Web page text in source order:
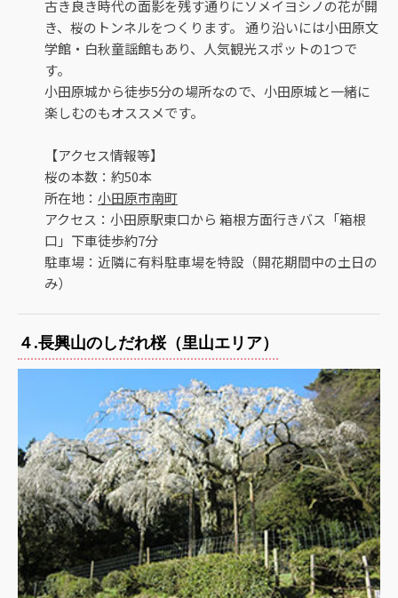
古き良き時代の面影を残す通りにソメイヨシノの花が開
き、桜のトンネルをつくります。 通り沿いには小田原文
学館・白秋童謡館もあり、人気観光スポットの1つで
す。
小田原城から徒歩5分の場所なので、小田原城と一緒に
楽しむのもオススメです。
【アクセス情報等】
桜の本数：約50本
所在地： 小田原市南町
アクセス：小田原駅東口から 箱根方面行きバス「箱根
口」下車徒歩約7分
駐車場：近隣に有料駐車場を特設（開花期間中の土日の
み）
４.長興山のしだれ桜（里山エリア）